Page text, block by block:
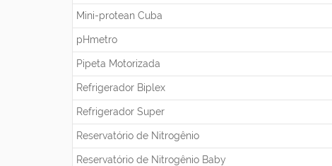
Mini-protean Cuba
pHmetro
Pipeta Motorizada
Refrigerador Biplex
Refrigerador Super
Reservatório de Nitrogênio
Reservatório de Nitrogênio Baby